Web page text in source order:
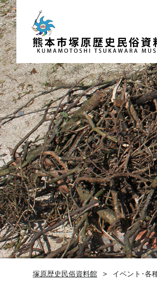
塚原歴史民俗資料館 イベント･各